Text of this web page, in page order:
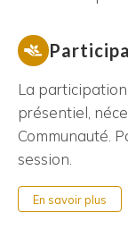
La
présentiel,
Communauté.
session.
En savoir plus